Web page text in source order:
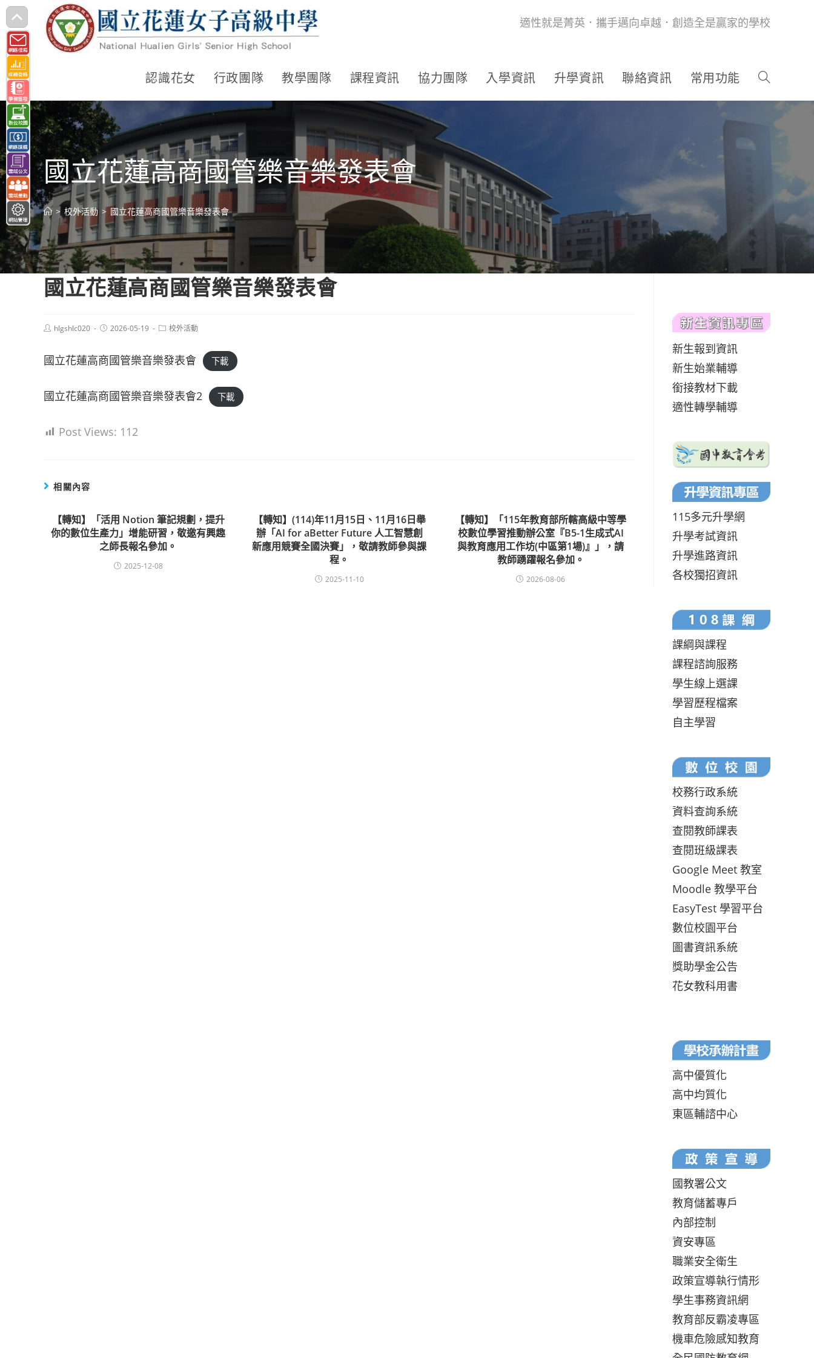
跳
轉
至
主
要
內
容
適性就是菁英．攜手邁向卓越．創造全是贏家的學校
認識花女 行政團隊 教學團隊 課程資訊 協力團隊 入學資訊 升學資訊 聯絡資訊 常用功能
國立花蓮高商國管樂音樂發表會
> 校外活動 > 國立花蓮高商國管樂音樂發表會
國立花蓮高商國管樂音樂發表會
Posthlgshlc020
Post2026-05-19
Post校外活動
國立花蓮高商國管樂音樂發表會 下載
國立花蓮高商國管樂音樂發表會2 下載
Post Views: 112
相關內容
【轉知】「活用 Notion 筆記規劃，提升
你的數位生產力」增能研習，敬邀有興趣
之師長報名參加。
2025-12-08
【轉知】(114)年11月15日、11月16日舉
辦「AI for aBetter Future 人工智慧創
新應用競賽全國決賽」，敬請教師參與課
程。
2025-11-10
【轉知】「115年教育部所轄高級中等學
校數位學習推動辦公室『B5-1生成式AI
與教育應用工作坊(中區第1場)』」，請
教師踴躍報名參加。
2026-08-06
新生報到資訊
新生始業輔導
銜接教材下載
適性轉學輔導
115多元升學網
升學考試資訊
升學進路資訊
各校獨招資訊
課綱與課程
課程諮詢服務
學生線上選課
學習歷程檔案
自主學習
校務行政系統
資料查詢系統
查閱教師課表
查閱班級課表
Google Meet 教室
Moodle 教學平台
EasyTest 學習平台
數位校園平台
圖書資訊系統
獎助學金公告
花女教科用書
高中優質化
高中均質化
東區輔諮中心
國教署公文
教育儲蓄專戶
內部控制
資安專區
職業安全衛生
政策宣導執行情形
學生事務資訊網
教育部反霸凌專區
機車危險感知教育